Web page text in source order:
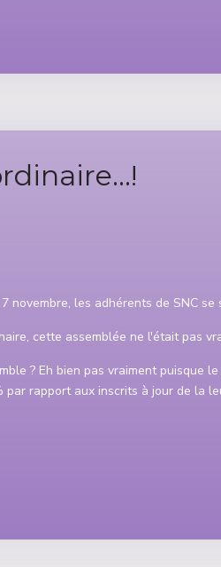
novembre, les adhérents de SNC
cette assemblée ne l'était pas
? Eh bien pas vraiment puisque
rapport aux inscrits à jour de la